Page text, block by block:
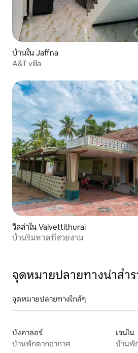
บ้านใน Jaffna
A&T villa
วิลล่าใน Valvettithurai
บ้านริมหาดที่สวยงาม
จุดหมายปลายทางน่าสำร
จุดหมายปลายทางใกล้ๆ
บังคาลอร์
บ้านพักตากอากาศ
เจนไน
บ้านพั